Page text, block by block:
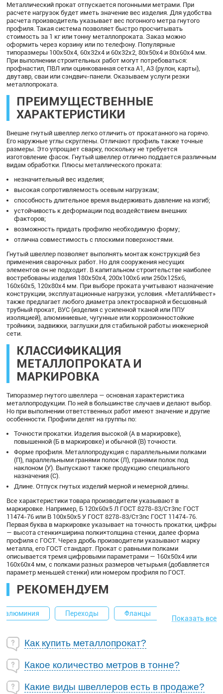
Металлический прокат отпускается погонными метрами. При
расчете нагрузок будет иметь значение вес изделия. Для удобства
расчета производитель указывает вес погонного метра гнутого
профиля. Такая система позволяет быстро просчитывать
стоимость за 1 кг или тонну металлопроката. Заказ можно
оформить через корзину или по телефону. Популярные
типоразмеры 100х50х4, 60х32х4 и 60х32х2, 80х50х4 и 80х60х4 мм.
При выполнении строительных работ могут потребоваться:
профнастил, ПВЛ или оцинкованная сетка А1, А3 (рулон, карты),
двутавр, сваи или сэндвич-панели. Оказываем услуги резки
металлопроката.
ПРЕИМУЩЕСТВЕННЫЕ
ХАРАКТЕРИСТИКИ
Внешне гнутый швеллер легко отличить от прокатанного на горячо.
Его наружные углы скруглены. Отличают профиль также точные
размеры. Это упрощает сварку, поскольку не требуется
изготовление фасок. Гнутый швеллер отлично поддается различным
видам обработки. Плюсы металлического проката:
незначительный вес изделия;
высокая сопротивляемость осевым нагрузкам;
способность длительное время выдерживать давление на изгиб;
устойчивость к деформации под воздействием внешних
факторов;
возможность придать профилю необходимую форму;
отлична совместимость с плоскими поверхностями.
Гнутый швеллер позволяет выполнять монтаж конструкций без
применения сварочных работ. Но для сооружения несущих
элементов он не подходит. В капитальном строительстве наиболее
востребованы изделия 180х50х4, 200х100х6 или 250х125х6,
160х60х5, 120х80х4 мм. При выборе проката учитывают назначение
конструкции, эксплуатационные нагрузки, условия. «МеталлИнвест»
также предлагает любого диаметра электросварной и бесшовный
трубный прокат, ВУС (изделия с усиленной тканой или ППУ
изоляцией), алюминиевые, чугунные или коррозионностойкие
тройники, задвижки, заглушки для стабильной работы инженерной
сети.
КЛАССИФИКАЦИЯ
МЕТАЛЛОПРОКАТА И
МАРКИРОВКА
Типоразмер гнутого швеллера — основная характеристика
металлопродукции. По ней в большинстве случаев и делают выбор.
Но при выполнении ответственных работ имеют значение и другие
особенности. Профили делят на группы по:
Точности прокатки. Изделия высокой (А в маркировке),
повышенной (Б в маркировке) и обычной (В) точности.
Форме профиля. Металлопродукция с параллельными полками
(П), параллельными гранями полок (Л), гранями полок под
наклоном (У). Выпускают также продукцию специального
назначения (С).
Длине. Отпуск гнутых изделий мерной и немерной длины.
Все характеристики товара производители указывают в
маркировке. Например, Б 120х60х5 Л ГОСТ 8278-83/Ст3пс ГОСТ
11474-76 или В 100х50х5 У ГОСТ 8278-83/Ст3пс ГОСТ 11474-76.
Первая буква в маркировке указывает на точность прокатки, цифры
— высота стенки×ширина полки×толщина стенки, далее форма
профиля с ГОСТ. Через дробь производители указывают марку
металла, его ГОСТ стандарт. Прокат с равными полками
описывается тремя цифровыми параметрами — 160х50х4 или
160х60х4 мм, с полками разных размеров четырьмя (добавляется
параметр меньшей стенки) или номером профиля по ГОСТ.
РЕКОМЕНДУЕМ
Переходы Фланцы Круг из нержавейки
Показать все
Как купить металлопрокат?
Какое количество метров в тонне?
Какие виды швеллеров есть в продаже?